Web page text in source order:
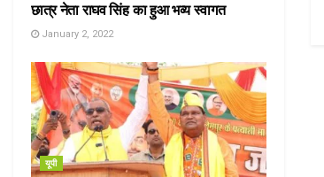
छात्र नेता राघव सिंह का हुआ भव्य स्वागत
January 2, 2022
यूपी